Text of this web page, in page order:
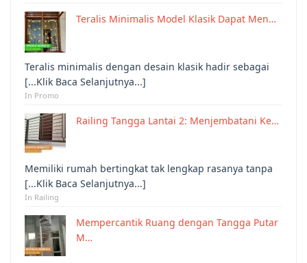
Teralis Minimalis Model Klasik Dapat Men…
Teralis minimalis dengan desain klasik hadir sebagai
[...Klik Baca Selanjutnya...]
In Promo
Railing Tangga Lantai 2: Menjembatani Ke…
Memiliki rumah bertingkat tak lengkap rasanya tanpa
[...Klik Baca Selanjutnya...]
In Railing
Mempercantik Ruang dengan Tangga Putar
M…